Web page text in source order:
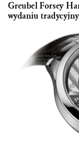
Greubel Forsey
wydaniu